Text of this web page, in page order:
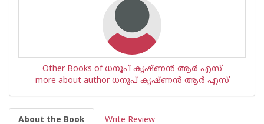
Other Books of ധനൂപ് കൃഷ്ണൻ ആർ എസ്
more about author ധനൂപ് കൃഷ്ണൻ ആർ എസ്
About the Book Write Review